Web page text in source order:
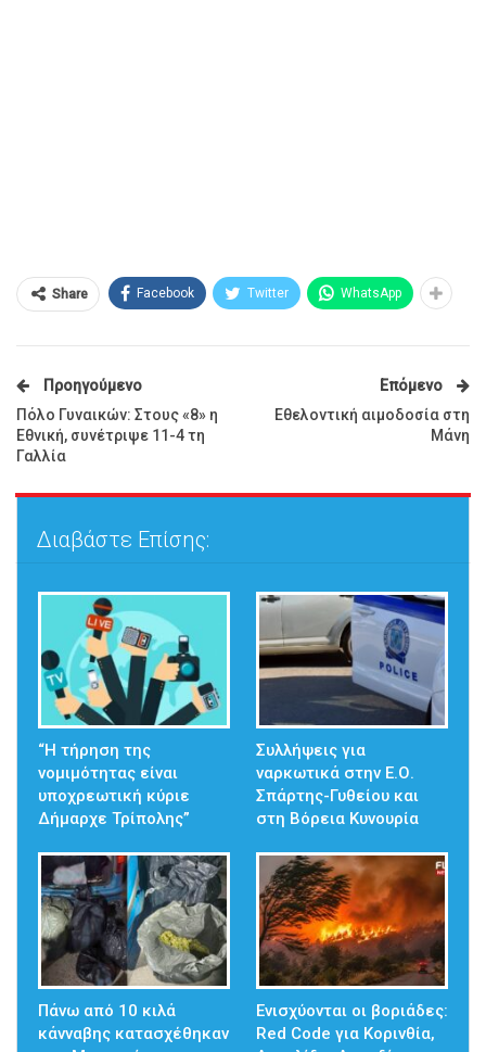
Share Facebook Twitter WhatsApp
Προηγούμενο
Πόλο Γυναικών: Στους «8» η
Εθνική, συνέτριψε 11-4 τη
Γαλλία
Επόμενο
Εθελοντική αιμοδοσία στη
Μάνη
Διαβάστε Επίσης:
“Η τήρηση της
νομιμότητας είναι
υποχρεωτική κύριε
Δήμαρχε Τρίπολης”
Συλλήψεις για
ναρκωτικά στην Ε.Ο.
Σπάρτης-Γυθείου και
στη Βόρεια Κυνουρία
Πάνω από 10 κιλά
κάνναβης κατασχέθηκαν
Ενισχύονται οι βοριάδες:
Red Code για Κορινθία,